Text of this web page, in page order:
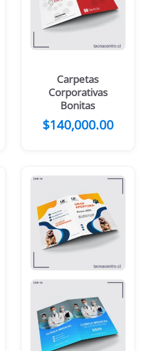
Carpetas
Corporativas
Bonitas
$140,000.00